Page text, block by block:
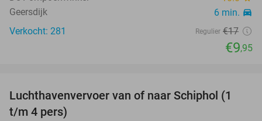
Geersdijk 6 min. directions_car
Verkocht: 281 Regulier €17
€9,95
42%
Luchthavenvervoer van of naar Schiphol (1
t/m 4 pers)